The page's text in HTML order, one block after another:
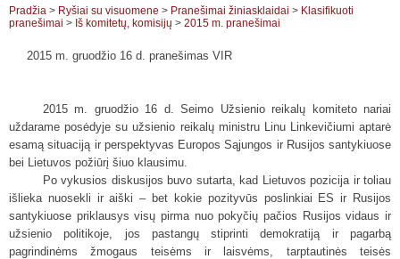
Pradžia > Ryšiai su visuomene > Pranešimai žiniasklaidai > Klasifikuoti
pranešimai > Iš komitetų, komisijų > 2015 m. pranešimai
2015 m. gruodžio 16 d. pranešimas VIR
2015 m. gruodžio 16 d. Seimo Užsienio reikalų komiteto nariai
uždarame posėdyje su užsienio reikalų ministru Linu Linkevičiumi aptarė
esamą situaciją ir perspektyvas Europos Sąjungos ir Rusijos santykiuose
bei Lietuvos požiūrį šiuo klausimu.
Po vykusios diskusijos buvo sutarta, kad Lietuvos pozicija ir toliau
išlieka nuosekli ir aiški – bet kokie pozityvūs poslinkiai ES ir Rusijos
santykiuose priklausys visų pirma nuo pokyčių pačios Rusijos vidaus ir
užsienio politikoje, jos pastangų stiprinti demokratiją ir pagarbą
pagrindinėms žmogaus teisėms ir laisvėms, tarptautinės teisės